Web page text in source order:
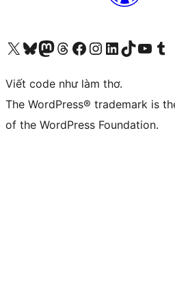
Truy cập tài khoản X (trước đây là Twitter) của chúng tôiVisit our Bluesky account
Visit our Mastodon account
Visit our Threads account
Xem trang Facebook của chúng tôiTruy cập tài khoản Instagram của chúng tôiTruy cập tài khoản LinkedIn của chúng tôiVisit our TikTok account
Truy cập kênh YouTube của chúng tôi Visit
Viết code như làm thơ.
The WordPress® trademark is
of the WordPress Foundation.